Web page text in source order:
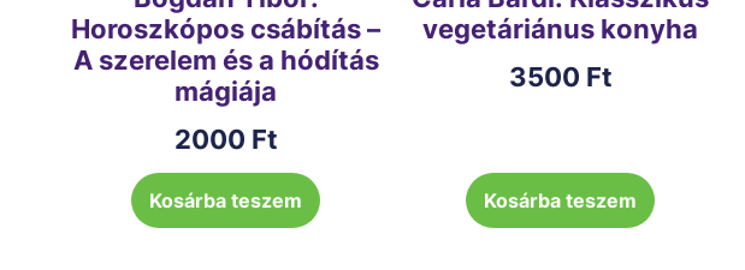
Horoszkópos csábítás –
A szerelem és a hódítás
mágiája
2000 Ft
Kosárba teszem
vegetáriánus konyha
3500 Ft
Kosárba teszem